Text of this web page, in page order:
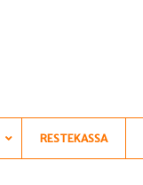
RESTEKASSA